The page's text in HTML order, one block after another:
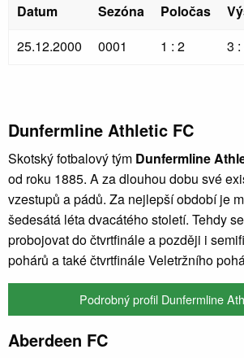
Datum Sezóna Poločas
25.12.2000
0001 1 : 2 3
Dunfermline Athletic FC
Skotský fotbalový tým Dunfermline
od roku 1885. A za dlouhou dobu své
vzestupů a pádů. Za nejlepší období je
šedesátá léta dvacátého století. Tehdy
probojovat do čtvrtfinále a později i
pohárů a také čtvrtfinále Veletržního
Podrobný profil Dunfermline
Aberdeen FC